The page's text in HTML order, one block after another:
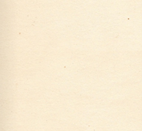
723 צפיות